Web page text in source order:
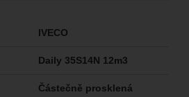
IVECO
Daily 35S14N 12m3
Částečně prosklená